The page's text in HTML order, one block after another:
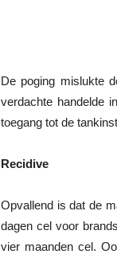
De poging mislukte
verdachte handelde
toegang tot de
Recidive
Opvallend is dat de
dagen cel voor
vier maanden cel.